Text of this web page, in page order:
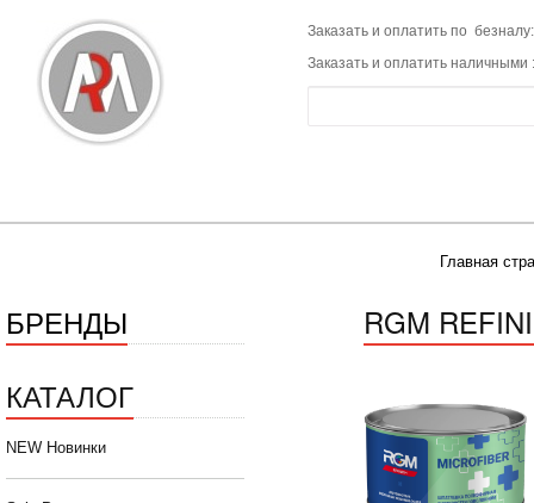
Заказать и оплатить по
Заказать и оплатить наличными
Главная
БРЕНДЫ
КАТАЛОГ
NEW Новинки
RGM